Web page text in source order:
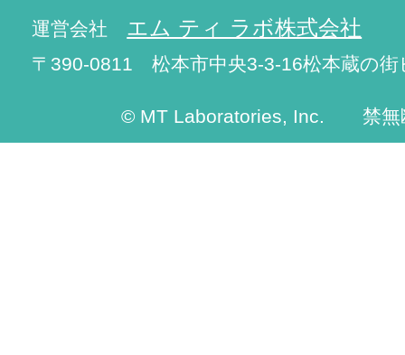
運営会社 エム ティ ラボ株式会社
〒390-0811 松本市中央3-3-16松本蔵の街
© MT Laboratories, Inc. 禁無